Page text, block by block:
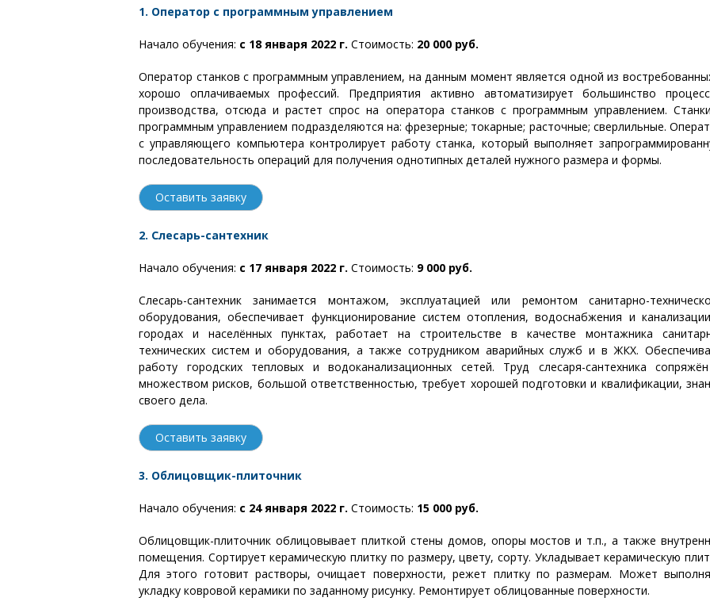
1. Оператор с программным управлением
Начало обучения: с 18 января 2022 г. Стоимость: 20 000 руб.
Оператор станков с программным управлением, на данным момент является одной из
хорошо оплачиваемых профессий. Предприятия активно автоматизирует большинство
производства, отсюда и растет спрос на оператора станков с программным управлением.
программным управлением подразделяются на: фрезерные; токарные; расточные; сверлильные.
с управляющего компьютера контролирует работу станка, который выполняет
последовательность операций для получения однотипных деталей нужного размера и формы.
Оставить заявку
2. Слесарь-сантехник
Начало обучения: с 17 января 2022 г. Стоимость: 9 000 руб.
Слесарь-сантехник занимается монтажом, эксплуатацией или ремонтом санитарно-
оборудования, обеспечивает функционирование систем отопления, водоснабжения и
городах и населённых пунктах, работает на строительстве в качестве монтажника
технических систем и оборудования, а также сотрудником аварийных служб и в ЖКХ.
работу городских тепловых и водоканализационных сетей. Труд слесаря-сантехника
множеством рисков, большой ответственностью, требует хорошей подготовки и квалификации,
своего дела.
Оставить заявку
3. Облицовщик-плиточник
Начало обучения: с 24 января 2022 г. Стоимость: 15 000 руб.
Облицовщик-плиточник облицовывает плиткой стены домов, опоры мостов и т.п., а также
помещения. Сортирует керамическую плитку по размеру, цвету, сорту. Укладывает керамическую
Для этого готовит растворы, очищает поверхности, режет плитку по размерам. Может
укладку ковровой керамики по заданному рисунку. Ремонтирует облицованные поверхности.